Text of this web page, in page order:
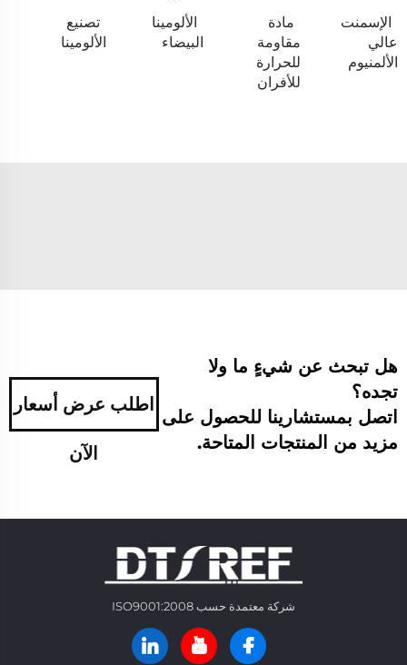
الإسمنت
عالي
الألمنيوم
مادة
مقاومة
للحرارة
للأفران
الألومينا
البيضاء
تصنيع
الألومينا
هل تبحث عن شيءٍ ما ولا
تجده؟
اتصل بمستشارينا للحصول على
مزيد من المنتجات المتاحة.
اطلب عرض أسعار
الآن
شركة معتمدة حسب ISO9001:2008